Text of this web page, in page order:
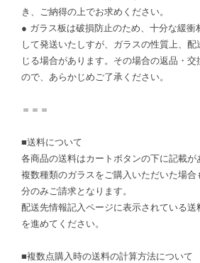
き、ご納得の上でお求めください。
● ガラス板は破損防止のため、十分な緩衝
して発送いたしすが、ガラスの性質上、
じる場合があります。その場合の返品・
ので、あらかじめご了承ください。
＝＝＝
■送料について
各商品の送料はカートボタンの下に記載が
複数種類のガラスをご購入いただいた場
分のみご請求となります。
配送先情報記入ページに表示されている送
を進めてください。
■複数点購入時の送料の計算方法について